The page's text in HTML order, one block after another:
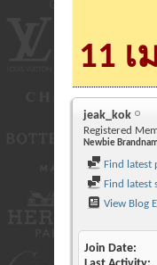
11
jeak_kok
Registered
Newbie
Find latest
Find latest
View Blog
Join Date